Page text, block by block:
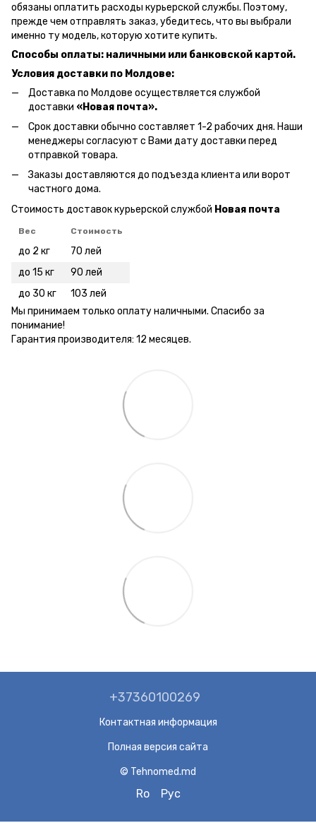
обязаны оплатить расходы курьерской службы. Поэтому,
прежде чем отправлять заказ, убедитесь, что вы выбрали
именно ту модель, которую хотите купить.
Способы оплаты: наличными или банковской картой.
Условия доставки по Молдове:
Доставка по Молдове осуществляется службой
доставки «Новая почта».
Срок доставки обычно составляет 1-2 рабочих дня. Наши
менеджеры согласуют с Вами дату доставки перед
отправкой товара.
Заказы доставляются до подъезда клиента или ворот
частного дома.
Стоимость доставок курьерской службой Новая почта
Вес Стоимость
до 2 кг
70 лей
до 15 кг
90 лей
до 30 кг
103 лей
Мы принимаем только оплату наличными. Спасибо за
понимание!
Гарантия производителя: 12 месяцев.
+37360100269
Контактная информация
Полная версия сайта
© Tehnomed.md
Ro Рус